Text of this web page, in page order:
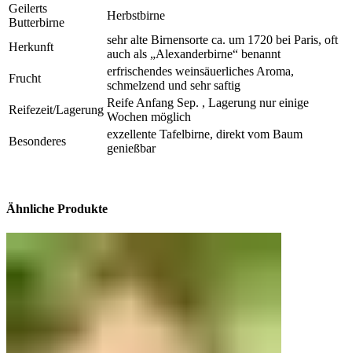
Geilerts
Butterbirne
Herbstbirne
Herkunft
sehr alte Birnensorte ca. um 1720 bei Paris, oft
auch als „Alexanderbirne“ benannt
Frucht
erfrischendes weinsäuerliches Aroma,
schmelzend und sehr saftig
Reifezeit/Lagerung
Reife Anfang Sep. , Lagerung nur einige
Wochen möglich
Besonderes
exzellente Tafelbirne, direkt vom Baum
genießbar
Ähnliche Produkte